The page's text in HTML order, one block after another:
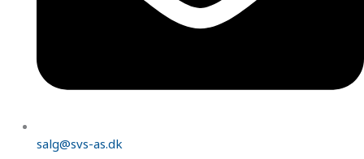
salg@svs-as.dk